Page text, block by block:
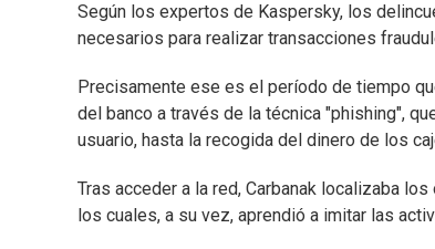
Según los expertos de Kaspersky, los
necesarios para realizar transacciones
Precisamente ese es el período de tiempo
del banco a través de la técnica "phishing",
usuario, hasta la recogida del dinero de los
Tras acceder a la red, Carbanak localizaba
los cuales, a su vez, aprendió a imitar las